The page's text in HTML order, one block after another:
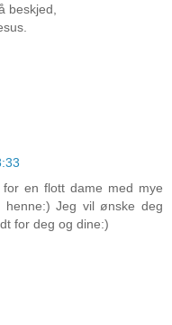
beskjed,
en flott dame med mye
Jeg vil ønske deg
for deg og dine:)